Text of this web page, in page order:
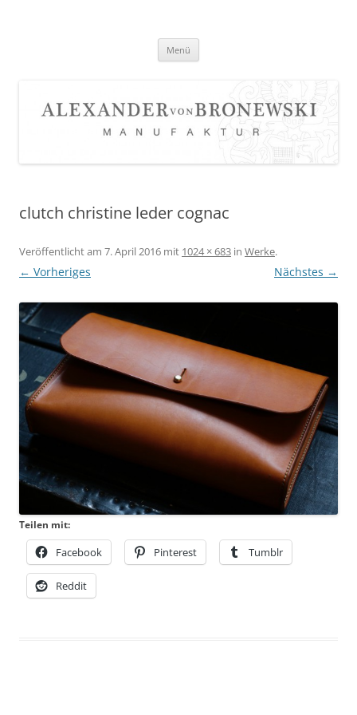
Menü
clutch christine leder cognac
Veröffentlicht am 7. April 2016 mit 1024 × 683 in Werke.
← Vorheriges Nächstes →
Teilen mit:
Facebook Pinterest Tumblr
Reddit